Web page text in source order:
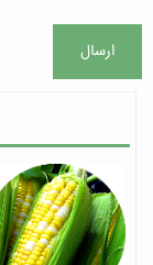
ارسال